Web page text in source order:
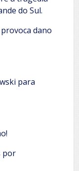
do Sul.
dano
para
por